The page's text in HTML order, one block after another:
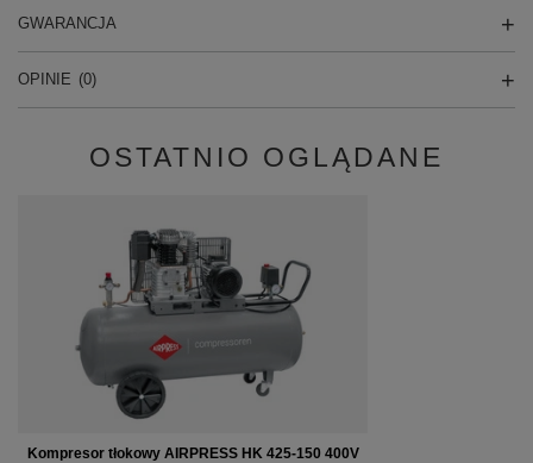
GWARANCJA
OPINIE (0)
OSTATNIO OGLĄDANE
Kompresor tłokowy AIRPRESS HK 425-150 400V